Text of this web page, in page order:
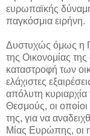
ευρωπαϊκής
παγκόσμια ειρήνη.
Δυστυχώς όμως η
της Οικονομίας της
καταστροφή των
ελάχιστες
απόλυτη
Θεσμούς, οι
της, για να
Μίας Ευρώπης, οι